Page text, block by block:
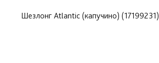
Шезлонг Atlantic (капучино) (17199231)